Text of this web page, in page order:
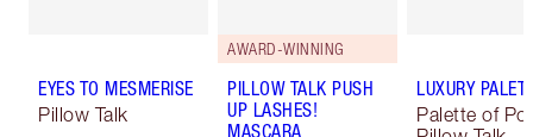
EYES TO MESMERISE
Pillow Talk
AWARD-WINNING
PILLOW TALK PUSH
UP LASHES!
MASCARA
LUXURY
Palette of